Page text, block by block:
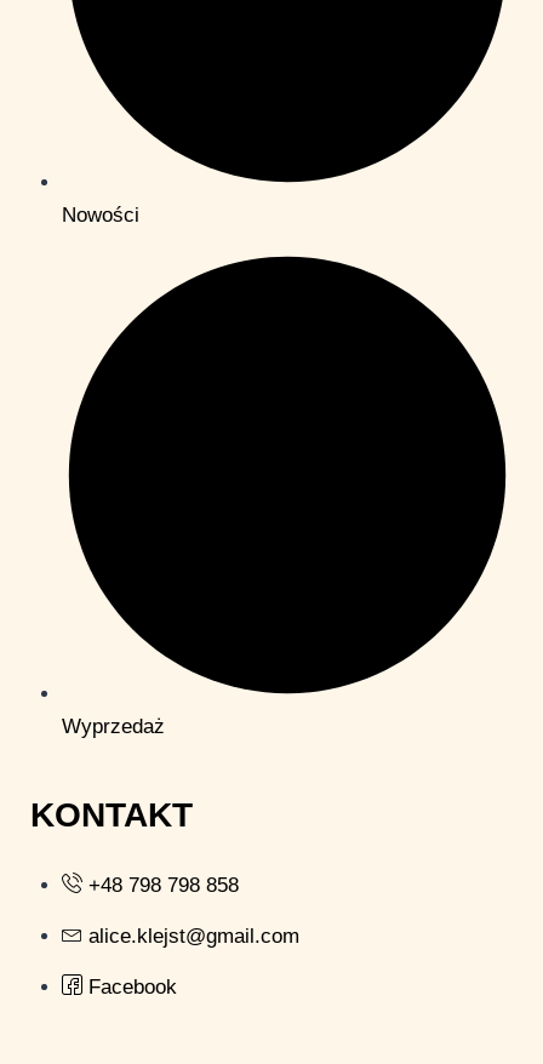
Nowości
Wyprzedaż
KONTAKT
+48 798 798 858
alice.klejst@gmail.com
Facebook